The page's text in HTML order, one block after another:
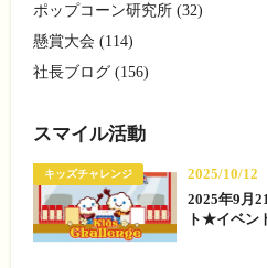
ポップコーン研究所 (32)
懸賞大会 (114)
社長ブログ (156)
スマイル活動
キッズチャレンジ
2025/10/12
2025年9月
ト★イベン